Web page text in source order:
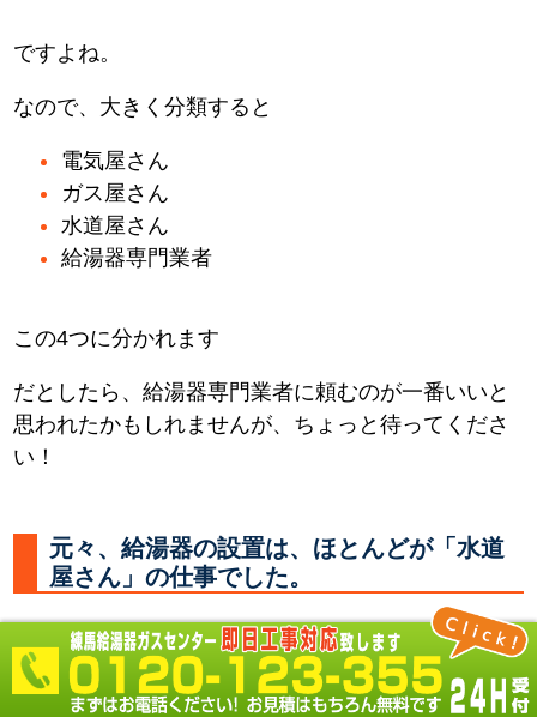
ですよね。
なので、大きく分類すると
電気屋さん
ガス屋さん
水道屋さん
給湯器専門業者
この4つに分かれます
だとしたら、給湯器専門業者に頼むのが一番いいと
思われたかもしれませんが、ちょっと待ってくださ
い！
元々、給湯器の設置は、ほとんどが「水道
屋さん」の仕事でした。
何故なら 必要なところに水やお湯を供給する配管を
し、器具を取付るのは「水道屋さん」だからです。